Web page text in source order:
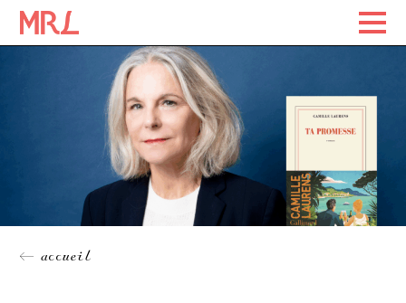
Maison Rousseau Littérature
Maison Rousseau Littérature
← accueil